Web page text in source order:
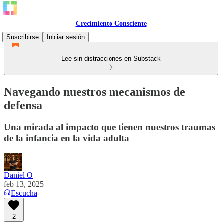
Crecimiento Consciente
Suscribirse
Iniciar sesión
Lee sin distracciones en Substack
Navegando nuestros mecanismos de
defensa
Una mirada al impacto que tienen nuestros traumas
de la infancia en la vida adulta
Daniel O
feb 13, 2025
Escucha
2